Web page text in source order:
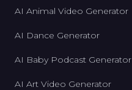
AI Animal Video Generator
AI Dance Generator
AI Baby Podcast Generator
AI Art Video Generator